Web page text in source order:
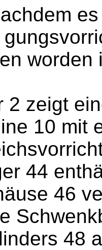
worden
2 zeigt
10 mit
44
46
48